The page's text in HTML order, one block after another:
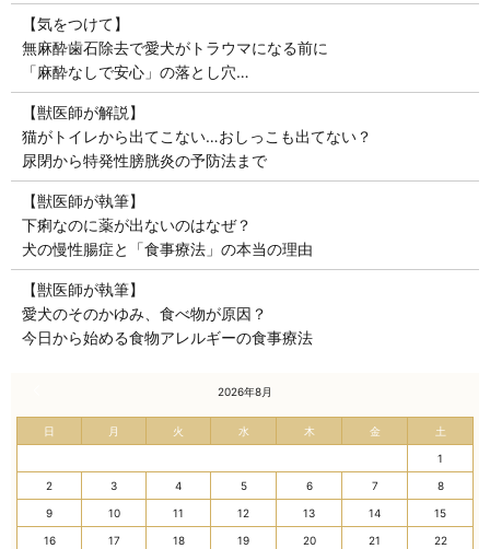
【気をつけて】
無麻酔歯石除去で愛犬がトラウマになる前に
「麻酔なしで安心」の落とし穴…
【獣医師が解説】
猫がトイレから出てこない…おしっこも出てない？
尿閉から特発性膀胱炎の予防法まで
【獣医師が執筆】
下痢なのに薬が出ないのはなぜ？
犬の慢性腸症と「食事療法」の本当の理由
【獣医師が執筆】
愛犬のそのかゆみ、食べ物が原因？
今日から始める食物アレルギーの食事療法
2026年8月
日 月 火 水 木 金 土
1
2 3 4 5 6 7 8
9 10 11 12 13 14 15
16 17 18 19 20 21 22